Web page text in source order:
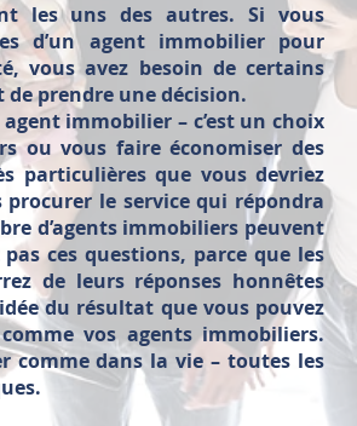
les uns des autres. Si vous
d’un agent immobilier pour
vous avez besoin de certains
prendre une décision.
immobilier – c’est un choix
ou vous faire économiser des
particulières que vous devriez
le service qui répondra
d’agents immobiliers peuvent
ces questions, parce que les
de leurs réponses honnêtes
du résultat que vous pouvez
vos agents immobiliers.
comme dans la vie – toutes les